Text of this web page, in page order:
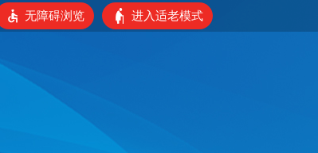
无障碍浏览 进入适老模式